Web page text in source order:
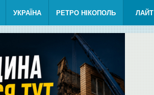
УКРАЇНА РЕТРО НІКОПОЛЬ ЛАЙТ